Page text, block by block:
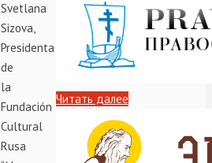
Svetlana
Sizova,
Presidenta
de
la
Fundación
Cultural
Rusa
Читать далее